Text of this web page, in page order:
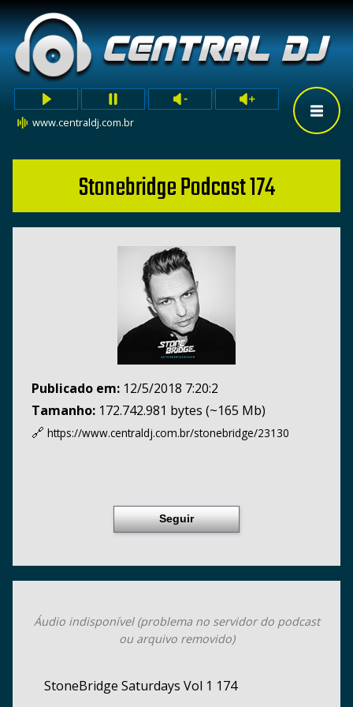
www.centraldj.com.br
Stonebridge Podcast 174
Publicado em: 12/5/2018 7:20:2
Tamanho: 172.742.981 bytes (~165 Mb)
🔗 https://www.centraldj.com.br/stonebridge/23130
Seguir
Áudio indisponível (problema no servidor do podcast
ou arquivo removido)
StoneBridge Saturdays Vol 1 174